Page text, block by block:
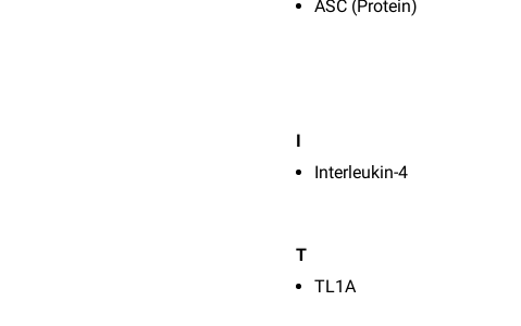
ASC (Protein)
I
Interleukin-4
T
TL1A